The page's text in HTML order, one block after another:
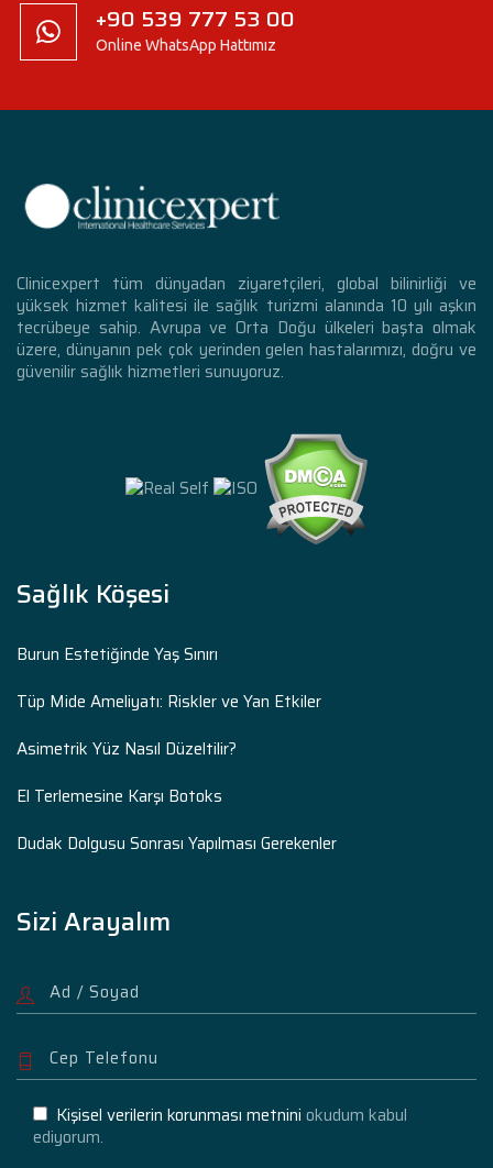
+90 539 777 53 00
Online WhatsApp Hattımız
Clinicexpert tüm dünyadan ziyaretçileri, global bilinirliği ve
yüksek hizmet kalitesi ile sağlık turizmi alanında 10 yılı aşkın
tecrübeye sahip. Avrupa ve Orta Doğu ülkeleri başta olmak
üzere, dünyanın pek çok yerinden gelen hastalarımızı, doğru ve
güvenilir sağlık hizmetleri sunuyoruz.
Sağlık Köşesi
Burun Estetiğinde Yaş Sınırı
Tüp Mide Ameliyatı: Riskler ve Yan Etkiler
Asimetrik Yüz Nasıl Düzeltilir?
El Terlemesine Karşı Botoks
Dudak Dolgusu Sonrası Yapılması Gerekenler
Sizi Arayalım
Kişisel verilerin korunması metnini okudum kabul
ediyorum.